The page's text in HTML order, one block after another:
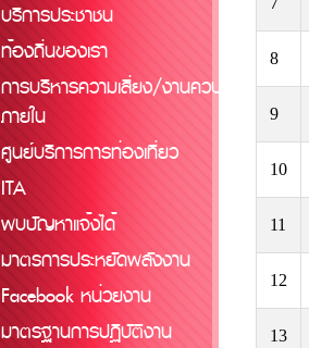
บริการประชาชน
ท้องถิ่นของเรา
การบริหารความเสี่ยง/งานควบคุม
ภายใน
ศูนย์บริการการท่องเที่ยว
ITA
พบปัญหาแจ้งได้
มาตรการประหยัดพลังงาน
Facebook หน่วยงาน
มาตรฐานการปฏิบัติงาน
8
9
10
11
12
13